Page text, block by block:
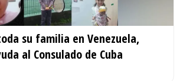
su familia en Venezuela,
al Consulado de Cuba